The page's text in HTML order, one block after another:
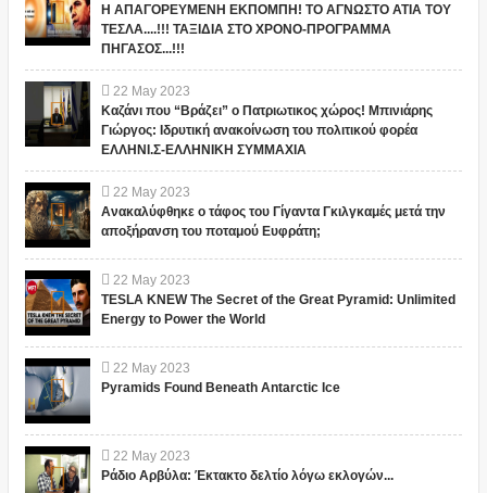
Η ΑΠΑΓΟΡΕΥΜΕΝΗ ΕΚΠΟΜΠΗ! ΤΟ ΑΓΝΩΣΤΟ ΑΤΙΑ ΤΟΥ
ΤΕΣΛΑ....!!! ΤΑΞΙΔΙΑ ΣΤΟ ΧΡΟΝΟ-ΠΡΟΓΡΑΜΜΑ
ΠΗΓΑΣΟΣ...!!!
22 May 2023
Καζάνι που “Βράζει” ο Πατριωτικος χώρος! Μπινιάρης
Γιώργος: Ιδρυτική ανακοίνωση του πολιτικού φορέα
ΕΛΛΗΝΙ.Σ-ΕΛΛΗΝΙΚΗ ΣΥΜΜΑΧΙΑ
22 May 2023
Ανακαλύφθηκε ο τάφος του Γίγαντα Γκιλγκαμές μετά την
αποξήρανση του ποταμού Ευφράτη;
22 May 2023
TESLA KNEW The Secret of the Great Pyramid: Unlimited
Energy to Power the World
22 May 2023
Pyramids Found Beneath Antarctic Ice
22 May 2023
Ράδιο Αρβύλα: Έκτακτο δελτίο λόγω εκλογών...